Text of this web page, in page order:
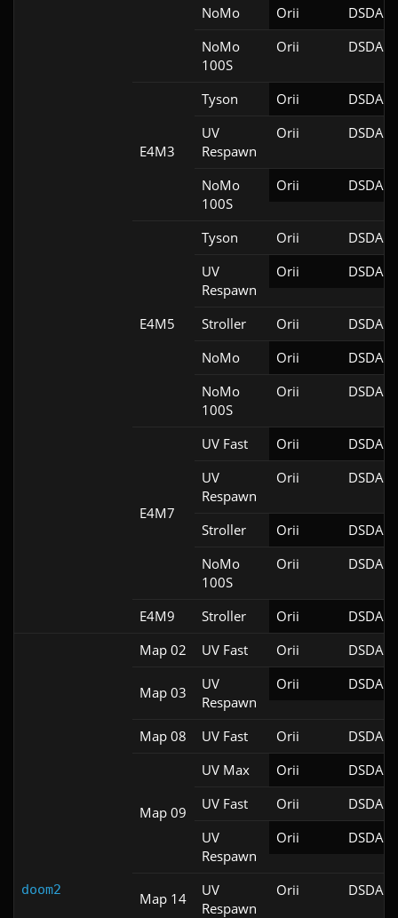
NoMo
Orii
DSDA-
NoMo
100S
Orii DSDA-
E4M3
Tyson Orii
DSDA-
UV
Respawn
Orii DSDA-
NoMo
100S
Orii DSDA-
E4M5
Tyson Orii
DSDA-
UV
Respawn
Orii DSDA-
Stroller Orii
DSDA-
NoMo
Orii
DSDA-
NoMo
100S
Orii DSDA-
E4M7
UV Fast Orii
DSDA-
UV
Respawn
Orii DSDA-
Stroller Orii
DSDA-
NoMo
100S
Orii DSDA-
E4M9 Stroller Orii DSDA-
doom2
Map 02 UV Fast Orii DSDA-
Map 03
UV
Respawn
Orii DSDA-
Map 08 UV Fast Orii DSDA-
Map 09
UV Max Orii
DSDA-
UV Fast
Orii
DSDA-
UV
Respawn
Orii DSDA-
Map 14
UV
Respawn
Orii DSDA-